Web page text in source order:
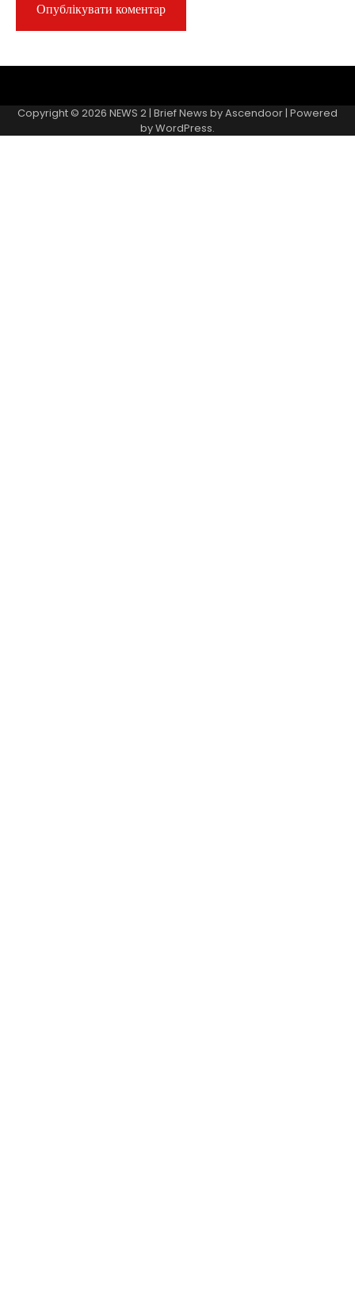
Page
Copyright © 2026 NEWS 2| Brief News byAscendoor| Powered
byWordPress.